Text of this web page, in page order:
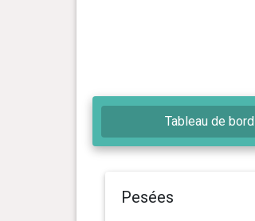
Tableau de bord
Pesées